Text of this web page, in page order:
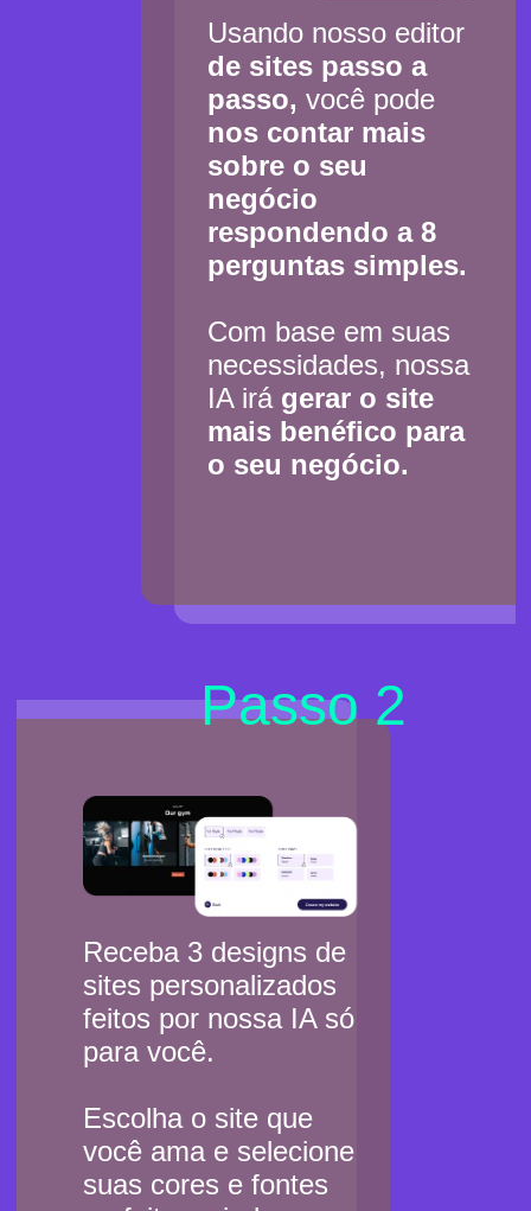
Usando nosso editor
de sites passo a
passo, você pode
nos contar mais
sobre o seu
negócio
respondendo a 8
perguntas simples.
Com base em suas
necessidades, nossa
IA irá gerar o site
mais benéfico para
o seu negócio.
Passo 2
Receba 3 designs de
sites personalizados
feitos por nossa IA só
para você.
Escolha o site que
você ama e selecione
suas cores e fontes